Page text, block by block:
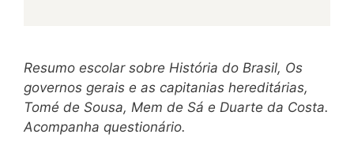
Resumo escolar sobre História do Brasil, Os
governos gerais e as capitanias hereditárias,
Tomé de Sousa, Mem de Sá e Duarte da Costa.
Acompanha questionário.